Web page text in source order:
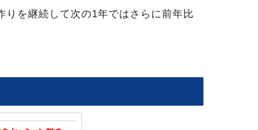
を継続して次の1年ではさらに前年比